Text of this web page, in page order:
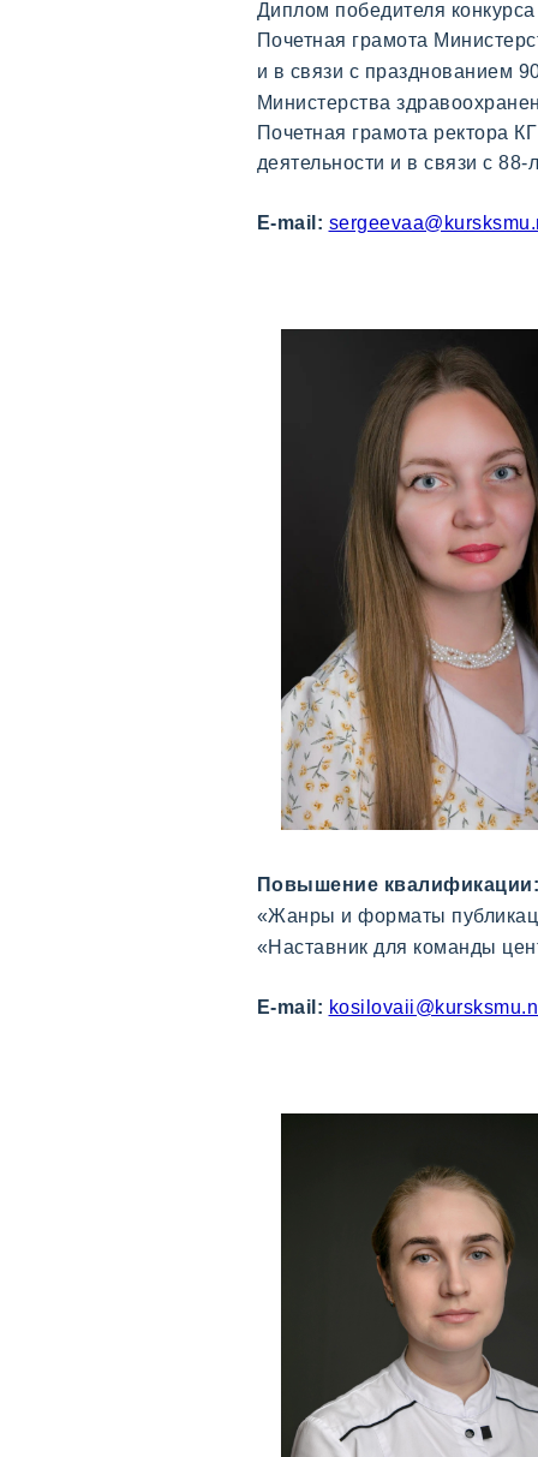
Диплом победителя
Почетная грамота
и в связи с празднованием
Министерства
Почетная грамота ректора
деятельности и в связи с
E-mail:
Повышение квалификации:
«Жанры и форматы
«Наставник для команды
E-mail: